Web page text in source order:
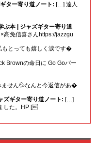
ター寄り道ノート: […] 達人
ぶ本 | ジャズギター寄り道
免信喜さんhttps://jazzgu
もとっても嬉しく涙です�
Brownの命日に Go Goパー
ません💦なんと今返信があ�
ズギター寄り道ノート: […]
した。HP [